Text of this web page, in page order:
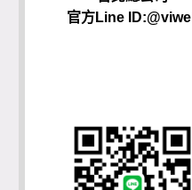
官方Line ID:@viwell